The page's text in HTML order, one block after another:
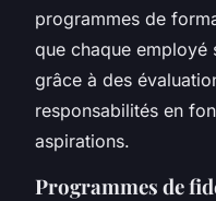
programmes de
que chaque employé
grâce à des
responsabilités en
aspirations.
Programmes de